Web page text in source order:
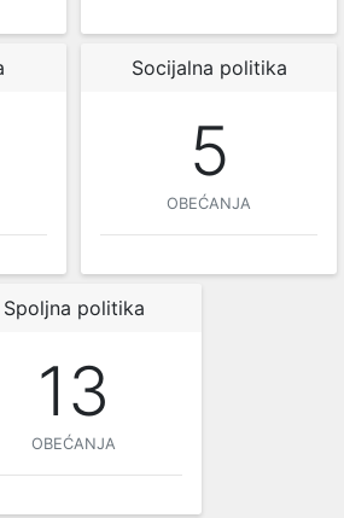
Socijalna politika
5
OBEĆANJA
Spoljna politika
13
OBEĆANJA